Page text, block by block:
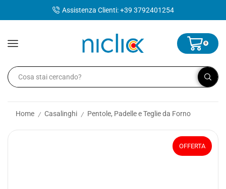
Assistenza Clienti: +39 3792401254
0
Home / Casalinghi / Pentole, Padelle e Teglie da Forno
OFFERTA